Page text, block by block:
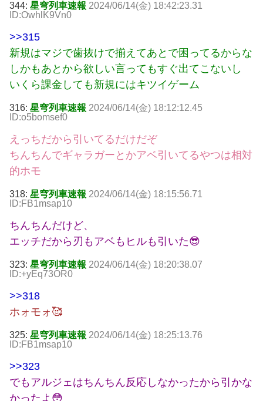
344: 星穹列車速報 2024/06/14(金) 18:42:23.31
ID:OwhlK9Vn0
>>315
新規はマジで歯抜けで揃えてあとで困ってるからな
しかもあとから欲しい言ってもすぐ出てこないし
いくら課金しても新規にはキツイゲーム
316: 星穹列車速報 2024/06/14(金) 18:12:12.45
ID:o5bomsef0
えっちだから引いてるだけだぞ
ちんちんでギャラガーとかアベ引いてるやつは相対
的ホモ
318: 星穹列車速報 2024/06/14(金) 18:15:56.71
ID:FB1msap10
ちんちんだけど、
エッチだから刃もアベもヒルも引いた😎
323: 星穹列車速報 2024/06/14(金) 18:20:38.07
ID:+yEq73OR0
>>318
ホォモォ🥰
325: 星穹列車速報 2024/06/14(金) 18:25:13.76
ID:FB1msap10
>>323
でもアルジェはちんちん反応しなかったから引かな
かったよ😳